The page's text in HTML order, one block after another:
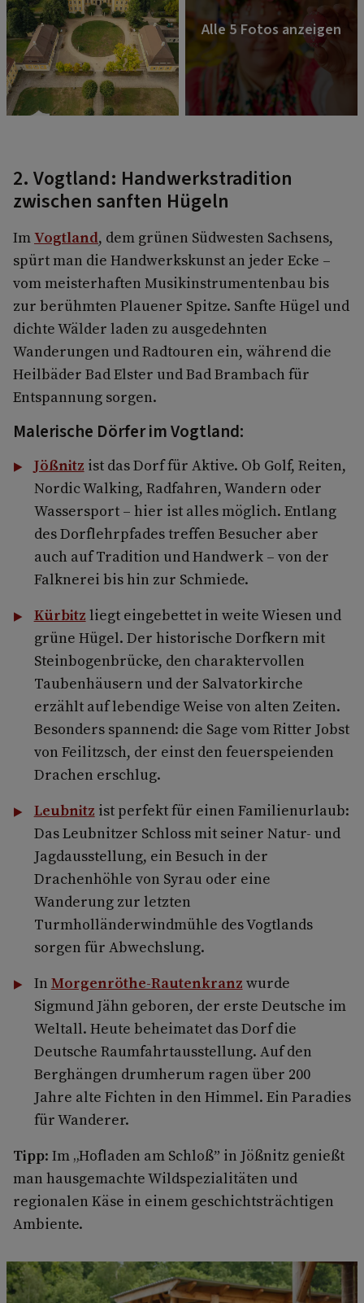
2. Vogtland: Handwerkstradition
zwischen sanften Hügeln
ImVogtland, dem grünen Südwesten Sachsens,
spürt man die Handwerkskunst an jeder Ecke –
vom meisterhaften Musikinstrumentenbau bis
zur berühmten Plauener Spitze. Sanfte Hügel und
dichte Wälder laden zu ausgedehnten
Wanderungen und Radtouren ein, während die
Heilbäder Bad Elster und Bad Brambach für
Entspannung sorgen.
Malerische Dörfer im Vogtland:
Jößnitz ist das Dorf für Aktive. Ob Golf, Reiten,
Nordic Walking, Radfahren, Wandern oder
Wassersport – hier ist alles möglich. Entlang
des Dorflehrpfades treffen Besucher aber
auch auf Tradition und Handwerk – von der
Falknerei bis hin zur Schmiede.
Kürbitz liegt eingebettet in weite Wiesen und
grüne Hügel. Der historische Dorfkern mit
Steinbogenbrücke, den charaktervollen
Taubenhäusern und der Salvatorkirche
erzählt auf lebendige Weise von alten Zeiten.
Besonders spannend: die Sage vom Ritter Jobst
von Feilitzsch, der einst den feuerspeienden
Drachen erschlug.
Leubnitz ist perfekt für einen Familienurlaub:
Das Leubnitzer Schloss mit seiner Natur- und
Jagdausstellung, ein Besuch in der
Drachenhöhle von Syrau oder eine
Wanderung zur letzten
Turmholländerwindmühle des Vogtlands
sorgen für Abwechslung.
In Morgenröthe-Rautenkranz wurde
Sigmund Jähn geboren, der erste Deutsche im
Weltall. Heute beheimatet das Dorf die
Deutsche Raumfahrtausstellung. Auf den
Berghängen drumherum ragen über 200
Jahre alte Fichten in den Himmel. Ein Paradies
für Wanderer.
Tipp: Im „Hofladen am Schloß” in Jößnitz genießt
man hausgemachte Wildspezialitäten und
regionalen Käse in einem geschichtsträchtigen
Ambiente.